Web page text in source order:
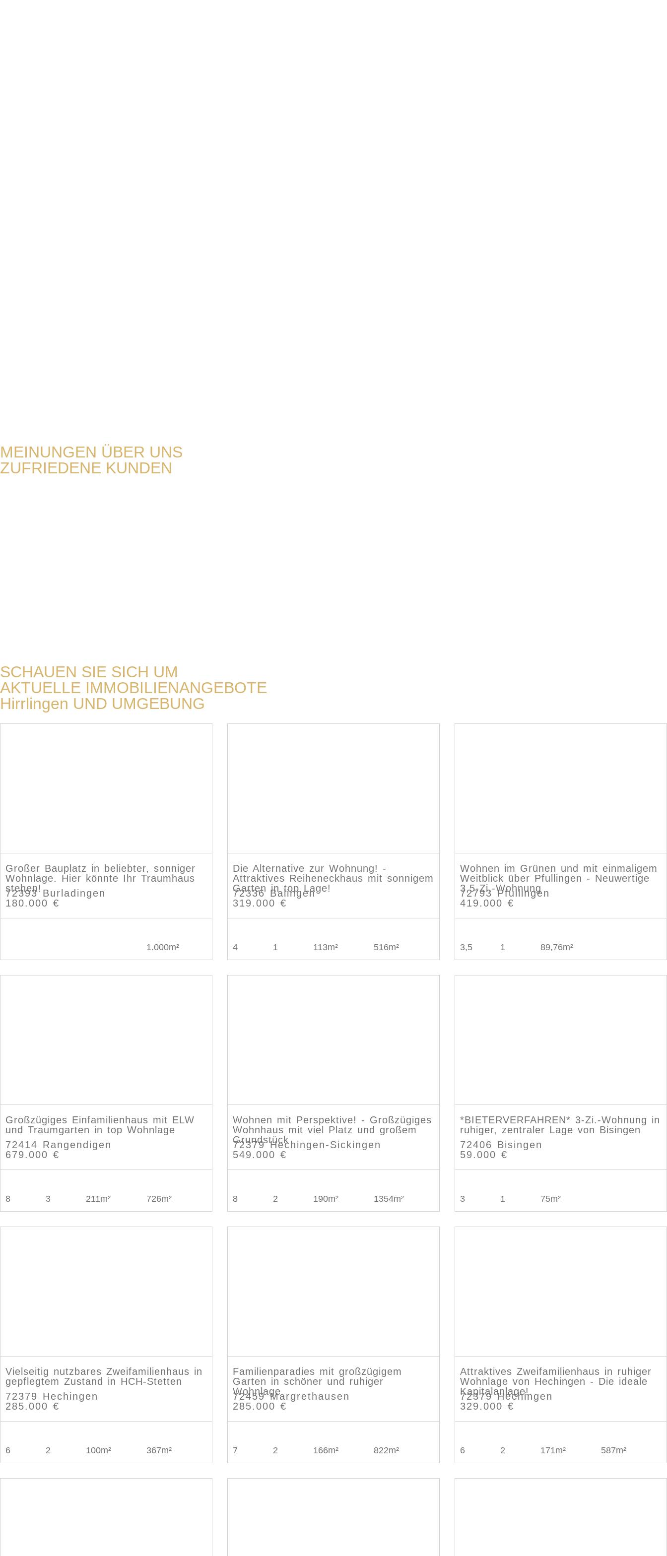
MEINUNGEN ÜBER UNS
ZUFRIEDENE KUNDEN
SCHAUEN SIE SICH UM
AKTUELLE IMMOBILIENANGEBOTE
Hirrlingen UND UMGEBUNG
Großer Bauplatz in beliebter, sonniger
Wohnlage. Hier könnte Ihr Traumhaus
stehen!
72393 Burladingen
180.000 €
1.000m²
Die Alternative zur Wohnung! -
Attraktives Reiheneckhaus mit sonnigem
Garten in top Lage!
72336 Balingen
319.000 €
4 1 113m² 516m²
Wohnen im Grünen und mit einmaligem
Weitblick über Pfullingen - Neuwertige
3,5-Zi.-Wohnung
72793 Pfullingen
419.000 €
3,5 1 89,76m²
Großzügiges Einfamilienhaus mit ELW
und Traumgarten in top Wohnlage
72414 Rangendigen
679.000 €
8 3 211m² 726m²
Wohnen mit Perspektive! - Großzügiges
Wohnhaus mit viel Platz und großem
Grundstück
72379 Hechingen-Sickingen
549.000 €
8 2 190m² 1354m²
*BIETERVERFAHREN* 3-Zi.-Wohnung in
ruhiger, zentraler Lage von Bisingen
72406 Bisingen
59.000 €
3 1 75m²
Vielseitig nutzbares Zweifamilienhaus in
gepflegtem Zustand in HCH-Stetten
72379 Hechingen
285.000 €
6 2 100m² 367m²
Familienparadies mit großzügigem
Garten in schöner und ruhiger
Wohnlage
72459 Margrethausen
285.000 €
7 2 166m² 822m²
Attraktives Zweifamilienhaus in ruhiger
Wohnlage von Hechingen - Die ideale
Kapitalanlage!
72379 Hechingen
329.000 €
6 2 171m² 587m²